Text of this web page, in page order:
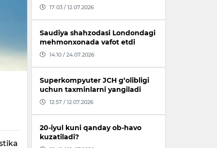
17:03 / 12.07.2026
Saudiya shahzodasi Londondagi
mehmonxonada vafot etdi
14:10 / 24.07.2026
Superkompyuter JCH g‘olibligi
uchun taxminlarni yangiladi
12:57 / 12.07.2026
20-iyul kuni qanday ob-havo
kuzatiladi?